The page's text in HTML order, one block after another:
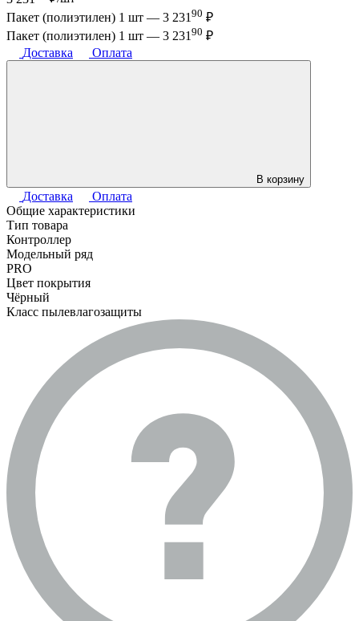
Пакет (полиэтилен) 1 шт — 3 231 90 ₽
Пакет (полиэтилен) 1 шт — 3 231 90 ₽
Доставка
Оплата
В корзину
Доставка
Оплата
Общие характеристики
Тип товара
Контроллер
Модельный ряд
PRO
Цвет покрытия
Чёрный
Класс пылевлагозащиты